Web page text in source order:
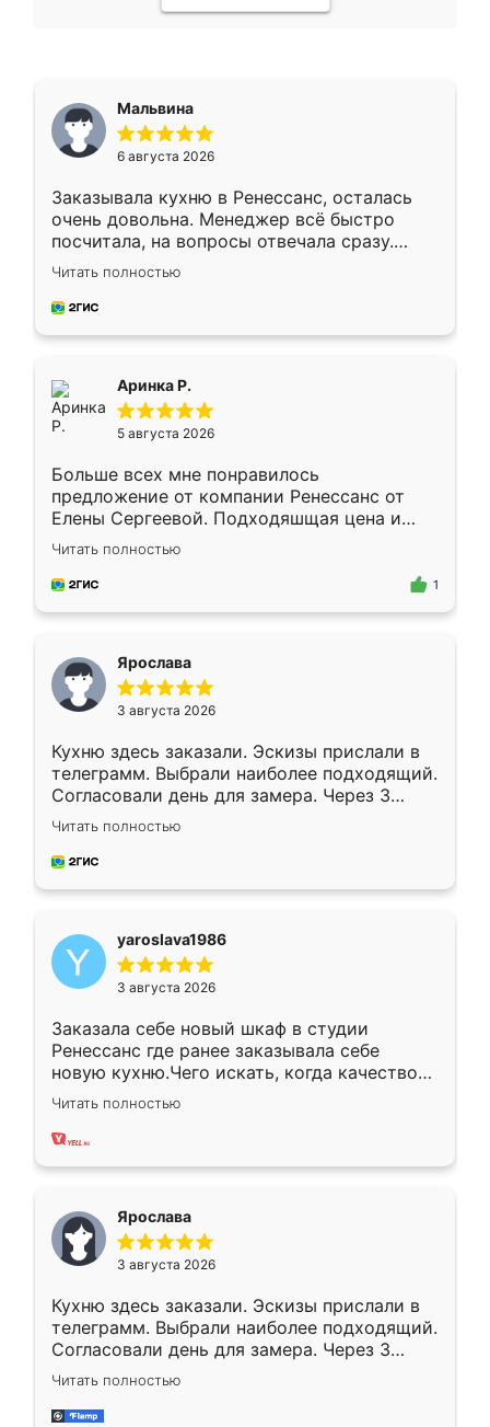
Мальвина
6 августа 2026
Заказывала кухню в Ренессанс, осталась
очень довольна. Менеджер всё быстро
посчитала, на вопросы отвечала сразу.
Замерщик приехал в субботу, подошёл к
делу со всей ответственностью. Собрали
за день, ребята работали аккуратно, даже
Читать полностью
Аринка Р.
5 августа 2026
Больше всех мне понравилось
предложение от компании Ренессанс от
Елены Сергеевой. Подходяшщая цена и
короткие сроки изготовления. Приехавший
для замера сотрудник Владислав
предложил по моему эскизу самый
Читать полностью
1
Ярослава
3 августа 2026
Кухню здесь заказали. Эскизы прислали в
телеграмм. Выбрали наиболее подходящий.
Согласовали день для замера. Через 3
недели кухня была уже готова. Остались
довольны работой. Спасибо Ренессанс
мебель за качественную работу!
Читать полностью
yaroslava1986
3 августа 2026
Заказала себе новый шкаф в студии
Ренессанс где ранее заказывала себе
новую кухню.Чего искать, когда качеством
вполне довольна. Служит кухня уже почти
два года, нареканий нет.
Читать полностью
Ярослава
3 августа 2026
Кухню здесь заказали. Эскизы прислали в
телеграмм. Выбрали наиболее подходящий.
Согласовали день для замера. Через 3
недели кухня была уже готова. Остались
довольны работой. Спасибо Ренессанс
мебель за качественную работу!
Читать полностью